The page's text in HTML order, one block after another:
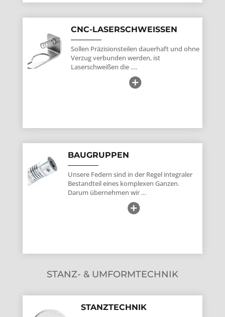
CNC-LASERSCHWEISSEN
Sollen Präzisionsteilen dauerhaft und ohne
Verzug verbunden werden, ist
Laserschweißen die ….
BAUGRUPPEN
Unsere Federn sind in der Regel integraler
Bestandteil eines komplexen Ganzen.
Darum übernehmen wir …
STANZ- & UMFORMTECHNIK
STANZTECHNIK